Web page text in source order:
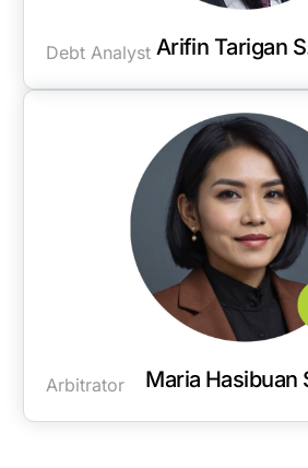
Arifin Tarigan
Debt Analyst
Maria Hasibuan
Arbitrator